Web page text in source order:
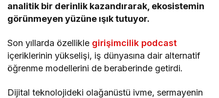
analitik bir derinlik kazandırarak, ekosistemin
görünmeyen yüzüne ışık tutuyor.
Son yıllarda özellikle girişimcilik podcast
içeriklerinin yükselişi, iş dünyasına dair alternatif
öğrenme modellerini de beraberinde getirdi.
Dijital teknolojideki olağanüstü ivme, sermayenin